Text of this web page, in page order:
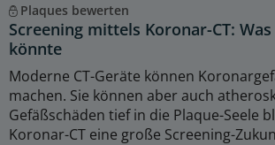
Plaques bewerten
Screening mittels Koronar-CT:
könnte
Moderne CT-Geräte können
machen. Sie können aber auch
Gefäßschäden tief in die Plaque-Seele
Koronar-CT eine große Screening-